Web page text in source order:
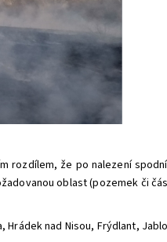
rozdílem, že po nalezení
oblast (pozemek či
Hrádek nad Nisou, Frýdlant,